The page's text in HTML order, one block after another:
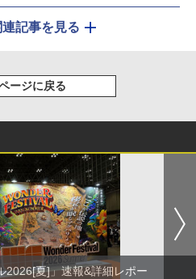
連記事を見る
ージに戻る
2026[夏]」速報&詳細レポー